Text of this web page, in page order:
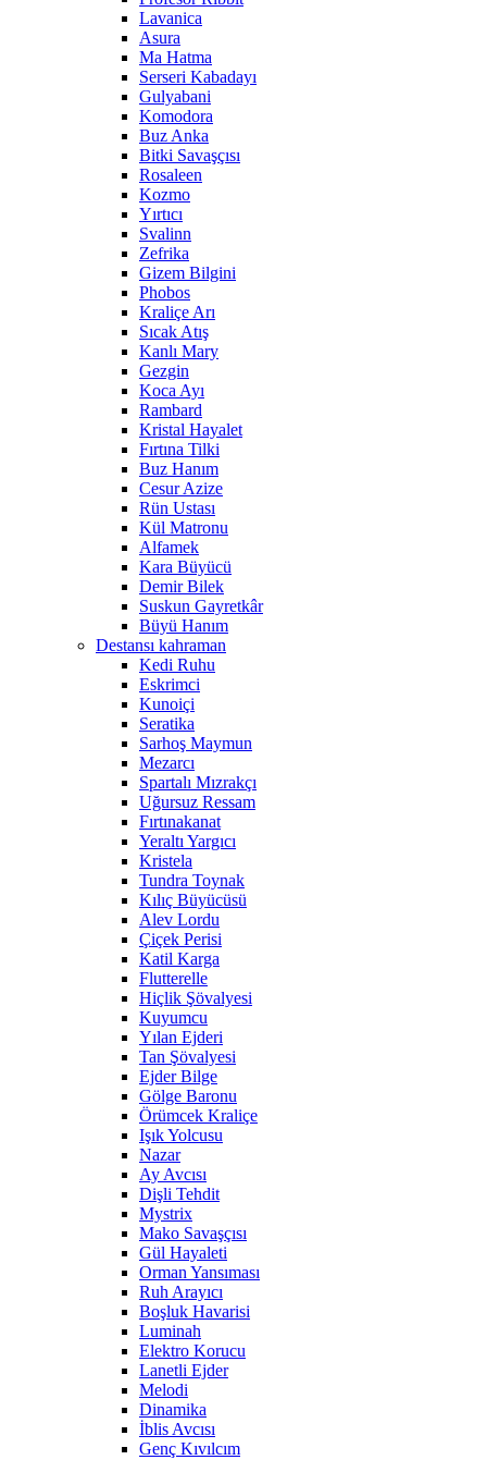
Lavanica
Asura
Ma Hatma
Serseri Kabadayı
Gulyabani
Komodora
Buz Anka
Bitki Savaşçısı
Rosaleen
Kozmo
Yırtıcı
Svalinn
Zefrika
Gizem Bilgini
Phobos
Kraliçe Arı
Sıcak Atış
Kanlı Mary
Gezgin
Koca Ayı
Rambard
Kristal Hayalet
Fırtına Tilki
Buz Hanım
Cesur Azize
Rün Ustası
Kül Matronu
Alfamek
Kara Büyücü
Demir Bilek
Suskun Gayretkâr
Büyü Hanım
Destansı kahraman
Kedi Ruhu
Eskrimci
Kunoiçi
Seratika
Sarhoş Maymun
Mezarcı
Spartalı Mızrakçı
Uğursuz Ressam
Fırtınakanat
Yeraltı Yargıcı
Kristela
Tundra Toynak
Kılıç Büyücüsü
Alev Lordu
Çiçek Perisi
Katil Karga
Flutterelle
Hiçlik Şövalyesi
Kuyumcu
Yılan Ejderi
Tan Şövalyesi
Ejder Bilge
Gölge Baronu
Örümcek Kraliçe
Işık Yolcusu
Nazar
Ay Avcısı
Dişli Tehdit
Mystrix
Mako Savaşçısı
Gül Hayaleti
Orman Yansıması
Ruh Arayıcı
Boşluk Havarisi
Luminah
Elektro Korucu
Lanetli Ejder
Melodi
Dinamika
İblis Avcısı
Genç Kıvılcım